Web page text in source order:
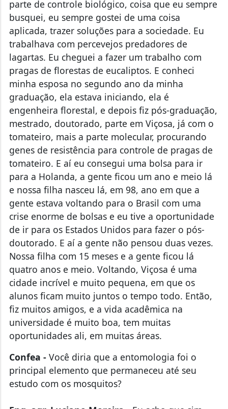
busquei, eu sempre gostei de uma coisa
aplicada, trazer soluções para a sociedade. Eu
trabalhava com percevejos predadores de
lagartas. Eu cheguei a fazer um trabalho com
pragas de florestas de eucaliptos. E conheci
minha esposa no segundo ano da minha
graduação, ela estava iniciando, ela é
engenheira florestal, e depois fiz pós-graduação,
mestrado, doutorado, parte em Viçosa, já com o
tomateiro, mais a parte molecular, procurando
genes de resistência para controle de pragas de
tomateiro. E aí eu consegui uma bolsa para ir
para a Holanda, a gente ficou um ano e meio lá
e nossa filha nasceu lá, em 98, ano em que a
gente estava voltando para o Brasil com uma
crise enorme de bolsas e eu tive a oportunidade
de ir para os Estados Unidos para fazer o pós-
doutorado. E aí a gente não pensou duas vezes.
Nossa filha com 15 meses e a gente ficou lá
quatro anos e meio. Voltando, Viçosa é uma
cidade incrível e muito pequena, em que os
alunos ficam muito juntos o tempo todo. Então,
fiz muitos amigos, e a vida acadêmica na
universidade é muito boa, tem muitas
oportunidades ali, em muitas áreas.
principal elemento que permaneceu até seu
estudo com os mosquitos?